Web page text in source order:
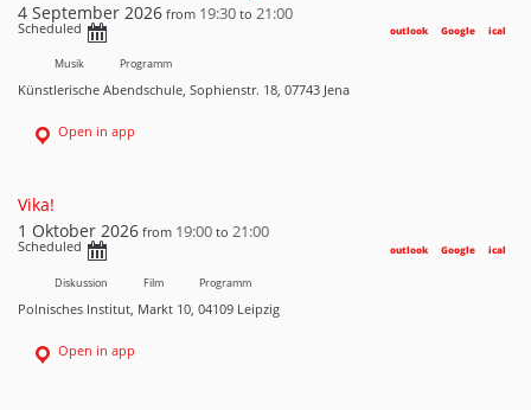
4 September 2026 from 19:30 to 21:00
Scheduled ical
Google
outlook
Musik Programm
Künstlerische Abendschule, Sophienstr. 18, 07743 Jena
Open in app
Vika!
1 Oktober 2026 from 19:00 to 21:00
Scheduled ical
Google
outlook
Diskussion Film Programm
Polnisches Institut, Markt 10, 04109 Leipzig
Open in app